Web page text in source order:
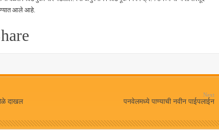
आले आहे.
दाखल
Next
पनवेलमध्ये पाण्याची नवीन पाईपलाईन